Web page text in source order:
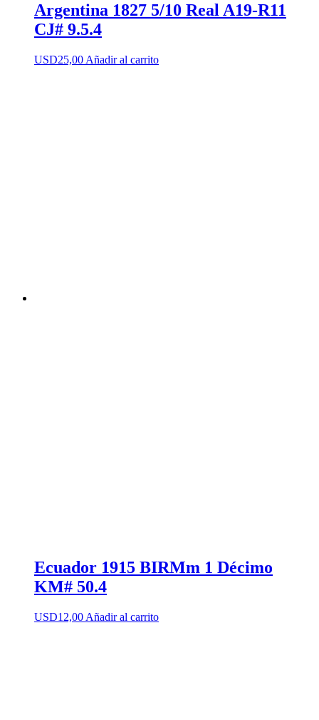
Argentina 1827 5/10 Real A19-R11
CJ# 9.5.4
USD25,00 Añadir al carrito
Ecuador 1915 BIRMm 1 Décimo
KM# 50.4
USD12,00 Añadir al carrito